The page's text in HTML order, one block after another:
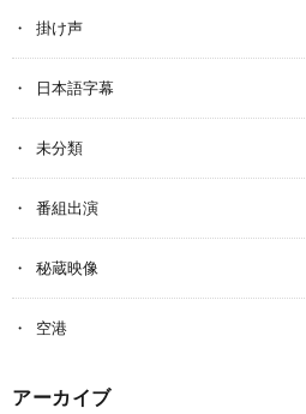
掛け声
日本語字幕
未分類
番組出演
秘蔵映像
空港
アーカイブ